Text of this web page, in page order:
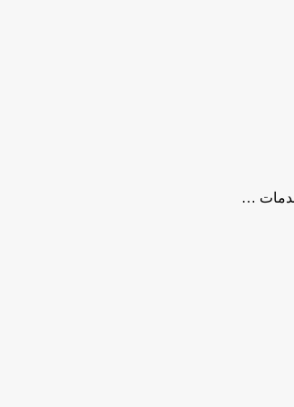
…